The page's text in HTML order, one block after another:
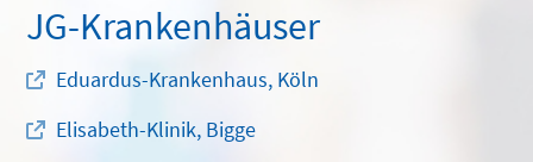
JG-Krankenhäuser
Eduardus-Krankenhaus, Köln
Elisabeth-Klinik, Bigge